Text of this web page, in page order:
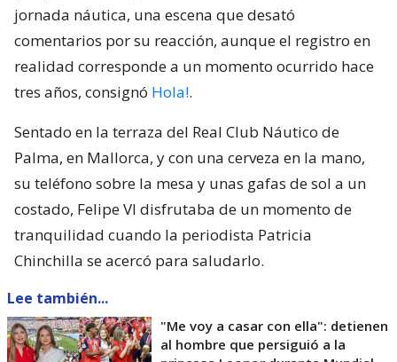
jornada náutica, una escena que desató
comentarios por su reacción, aunque el registro en
realidad corresponde a un momento ocurrido hace
tres años, consignó Hola!.
Sentado en la terraza del Real Club Náutico de
Palma, en Mallorca, y con una cerveza en la mano,
su teléfono sobre la mesa y unas gafas de sol a un
costado, Felipe VI disfrutaba de un momento de
tranquilidad cuando la periodista Patricia
Chinchilla se acercó para saludarlo.
Lee también...
"Me voy a casar con ella": detienen
al hombre que persiguió a la